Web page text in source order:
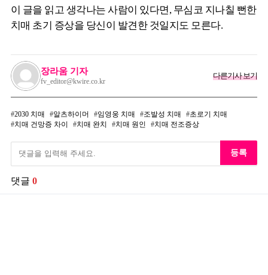
이 글을 읽고 생각나는 사람이 있다면, 무심코 지나칠 뻔한
치매 초기 증상을 당신이 발견한 것일지도 모른다.
장라움 기자
fv_editor@kwire.co.kr
다른기사 보기
2030 치매 알츠하이머 임영웅 치매 조발성 치매
초로기 치매
치매 건망증 차이
치매 완치 치매 원인 치매 전조증상
등록
댓글 0